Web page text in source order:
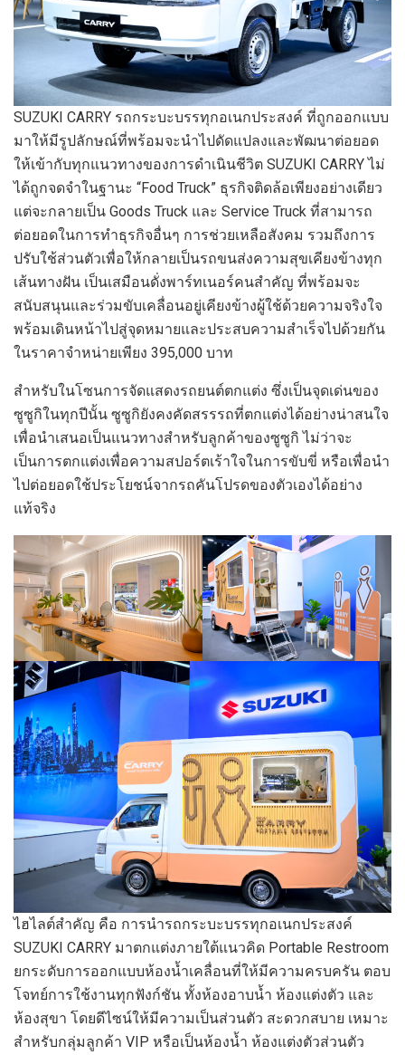
SUZUKI CARRY รถกระบะบรรทุกอเนกประสงค์ ที่ถูกออกแบบ
มาให้มีรูปลักษณ์ที่พร้อมจะนำไปดัดแปลงและพัฒนาต่อยอด
ให้เข้ากับทุกแนวทางของการดำเนินชีวิต SUZUKI CARRY ไม่
ได้ถูกจดจำในฐานะ “Food Truck” ธุรกิจติดล้อเพียงอย่างเดียว
แต่จะกลายเป็น Goods Truck และ Service Truck ที่สามารถ
ต่อยอดในการทำธุรกิจอื่นๆ การช่วยเหลือสังคม รวมถึงการ
ปรับใช้ส่วนตัวเพื่อให้กลายเป็นรถขนส่งความสุขเคียงข้างทุก
เส้นทางฝัน เป็นเสมือนดั่งพาร์ทเนอร์คนสำคัญ ที่พร้อมจะ
สนับสนุนและร่วมขับเคลื่อนอยู่เคียงข้างผู้ใช้ด้วยความจริงใจ
พร้อมเดินหน้าไปสู่จุดหมายและประสบความสำเร็จไปด้วยกัน
ในราคาจำหน่ายเพียง 395,000 บาท
สำหรับในโซนการจัดแสดงรถยนต์ตกแต่ง ซึ่งเป็นจุดเด่นของ
ซูซูกิในทุกปีนั้น ซูซูกิยังคงคัดสรรรถที่ตกแต่งได้อย่างน่าสนใจ
เพื่อนำเสนอเป็นแนวทางสำหรับลูกค้าของซูซูกิ ไม่ว่าจะ
เป็นการตกแต่งเพื่อความสปอร์ตเร้าใจในการขับขี่ หรือเพื่อนำ
ไปต่อยอดใช้ประโยชน์จากรถคันโปรดของตัวเองได้อย่าง
แท้จริง
ไฮไลต์สำคัญ คือ การนำรถกระบะบรรทุกอเนกประสงค์
SUZUKI CARRY มาตกแต่งภายใต้แนวคิด Portable Restroom
ยกระดับการออกแบบห้องน้ำเคลื่อนที่ให้มีความครบครัน ตอบ
โจทย์การใช้งานทุกฟังก์ชัน ทั้งห้องอาบน้ำ ห้องแต่งตัว และ
ห้องสุขา โดยดีไซน์ให้มีความเป็นส่วนตัว สะดวกสบาย เหมาะ
สำหรับกลุ่มลูกค้า VIP หรือเป็นห้องน้ำ ห้องแต่งตัวส่วนตัว